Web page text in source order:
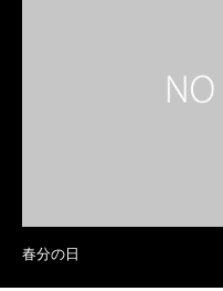
春分の日